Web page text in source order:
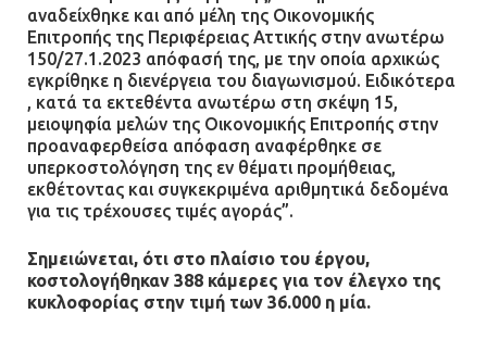
αναδείχθηκε και από μέλη της Οικονομικής
Επιτροπής της Περιφέρειας Αττικής στην ανωτέρω
150/27.1.2023 απόφασή της, με την οποία αρχικώς
εγκρίθηκε η διενέργεια του διαγωνισμού. Ειδικότερα
, κατά τα εκτεθέντα ανωτέρω στη σκέψη 15,
μειοψηφία μελών της Οικονομικής Επιτροπής στην
προαναφερθείσα απόφαση αναφέρθηκε σε
υπερκοστολόγηση της εν θέματι προμήθειας,
εκθέτοντας και συγκεκριμένα αριθμητικά δεδομένα
για τις τρέχουσες τιμές αγοράς”.
Σημειώνεται, ότι στο πλαίσιο του έργου,
κοστολογήθηκαν 388 κάμερες για τον έλεγχο της
κυκλοφορίας στην τιμή των 36.000 η μία.